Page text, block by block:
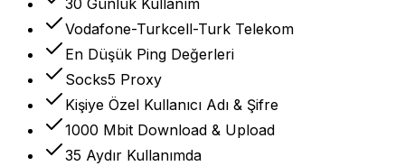
30 Günlük Kullanım
Vodafone-Turkcell-Turk Telekom
En Düşük Ping Değerleri
Socks5 Proxy
Kişiye Özel Kullanıcı Adı & Şifre
1000 Mbit Download & Upload
35 Aydır Kullanımda